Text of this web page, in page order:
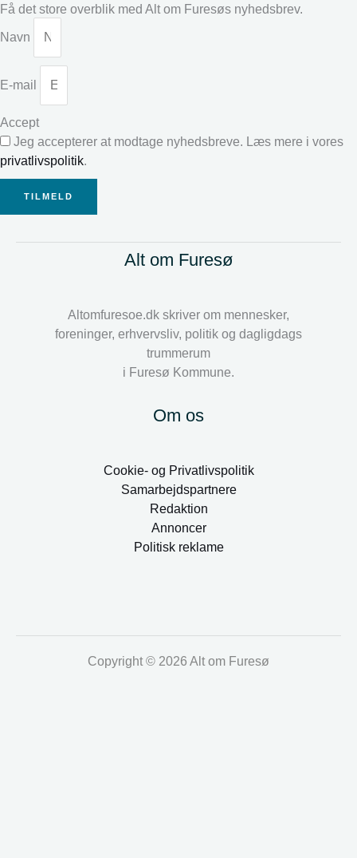
Få det store overblik med Alt om Furesøs nyhedsbrev.
Navn
E-mail
Accept
Jeg accepterer at modtage nyhedsbreve. Læs mere i vores
privatlivspolitik.
TILMELD
Alt om Furesø
Altomfuresoe.dk skriver om mennesker,
foreninger, erhvervsliv, politik og dagligdags
trummerum
i Furesø Kommune.
Om os
Cookie- og Privatlivspolitik
Samarbejdspartnere
Redaktion
Annoncer
Politisk reklame
Copyright © 2026 Alt om Furesø